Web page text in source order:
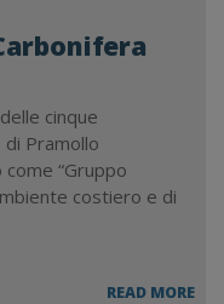
cinque
Pramollo
“Gruppo
costiero e di
READ MORE